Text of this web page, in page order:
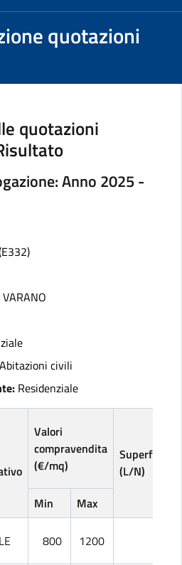
quotazioni
quotazioni
Anno 2025 -
VARANO
Abitazioni civili
Residenziale
Valori
compravendita
(€/mq)
Superficie
(L/N)
Min
Max
800 1200